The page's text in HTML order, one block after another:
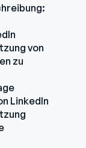
von
zu
LinkedIn